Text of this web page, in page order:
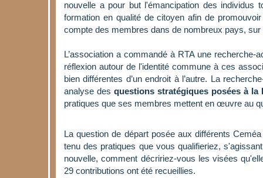
nouvelle a pour but l'émancipation des individus
formation en qualité de citoyen afin de
compte des membres dans de nombreux pays,
L’association a commandé à RTA une recherche-
réflexion autour de l'identité commune à ces
bien différentes d’un endroit à l’autre. La
analyse des questions stratégiques posées à la
pratiques que ses membres mettent en œuvre au
La question de départ posée aux différents
tenu des pratiques que vous qualifieriez,
nouvelle, comment décririez-vous les visées
29 contributions ont été recueillies.